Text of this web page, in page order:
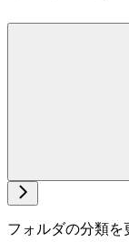
フォルダの分類を